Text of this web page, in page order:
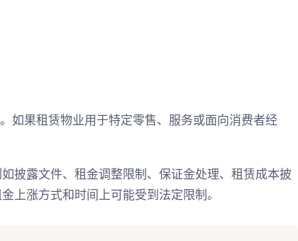
如果租赁物业用于特定零售、服务或面向消费者经
披露文件、租金调整限制、保证金处理、租赁成本披
上涨方式和时间上可能受到法定限制。